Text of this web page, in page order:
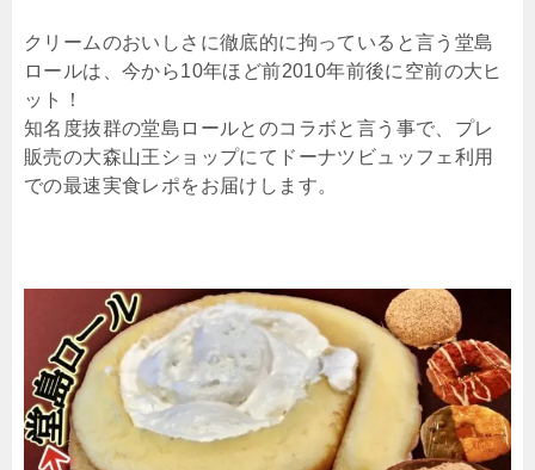
クリームのおいしさに徹底的に拘っていると言う堂島
ロールは、今から10年ほど前2010年前後に空前の大ヒ
ット！
知名度抜群の堂島ロールとのコラボと言う事で、プレ
販売の大森山王ショップにてドーナツビュッフェ利用
での最速実食レポをお届けします。